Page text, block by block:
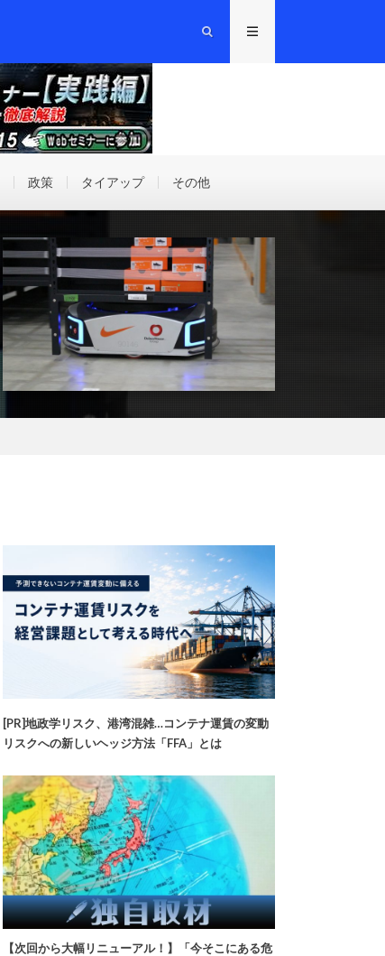
政策 タイアップ その他
[PR]地政学リスク、港湾混雑…コンテナ運賃の変動
リスクへの新しいヘッジ方法「FFA」とは
【次回から大幅リニューアル！】「今そこにある危